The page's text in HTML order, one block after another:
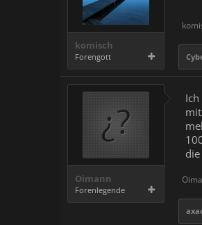
komisch
Forengott
Oimann
Forenlegende